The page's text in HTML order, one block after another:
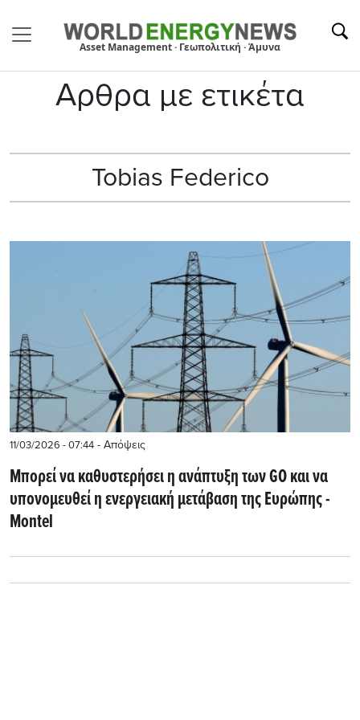
Asset Management · Γεωπολιτική · Άμυνα
Αρθρα με ετικέτα
Tobias Federico
11/03/2026 - 07:44 - Απόψεις
Μπορεί να καθυστερήσει η ανάπτυξη των GO και να
υπονομευθεί η ενεργειακή μετάβαση της Ευρώπης -
Montel